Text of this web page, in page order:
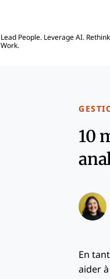
Lead People. Leverage AI. Rethink
Work.
10
En
aider